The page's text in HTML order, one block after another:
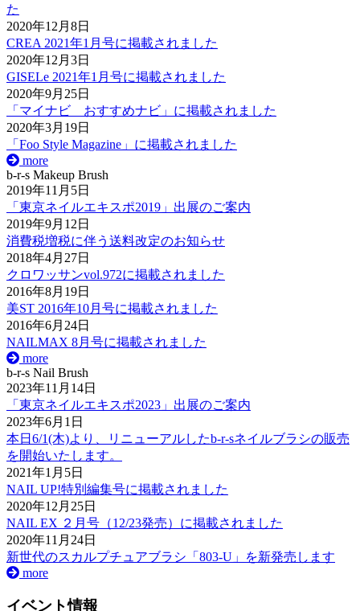
た
2020年12月8日
CREA 2021年1月号に掲載されました
2020年12月3日
GISELe 2021年1月号に掲載されました
2020年9月25日
「マイナビ おすすめナビ」に掲載されました
2020年3月19日
「Foo Style Magazine」に掲載されました
more
b-r-s Makeup Brush
2019年11月5日
「東京ネイルエキスポ2019」出展のご案内
2019年9月12日
消費税増税に伴う送料改定のお知らせ
2018年4月27日
クロワッサンvol.972に掲載されました
2016年8月19日
美ST 2016年10月号に掲載されました
2016年6月24日
NAILMAX 8月号に掲載されました
more
b-r-s Nail Brush
2023年11月14日
「東京ネイルエキスポ2023」出展のご案内
2023年6月1日
本日6/1(木)より、リニューアルしたb-r-sネイルブラシの販売
を開始いたします。
2021年1月5日
NAIL UP!特別編集号に掲載されました
2020年12月25日
NAIL EX ２月号（12/23発売）に掲載されました
2020年11月24日
新世代のスカルプチュアブラシ「803-U」を新発売します
more
イベント情報